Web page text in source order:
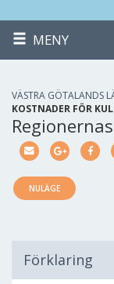
MENY
VÄSTRA GÖTALANDS
KOSTNADER FÖR
NULÄGE
Förklaring